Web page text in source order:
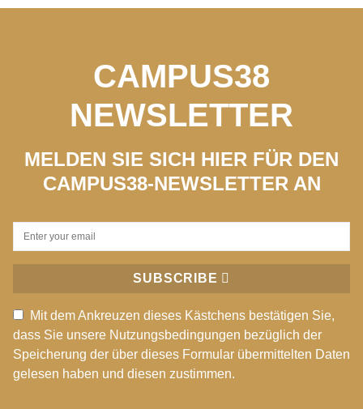
CAMPUS38
NEWSLETTER
MELDEN SIE SICH HIER FÜR DEN
CAMPUS38-NEWSLETTER AN
SUBSCRIBE
Mit dem Ankreuzen dieses Kästchens bestätigen Sie,
dass Sie unsere Nutzungsbedingungen bezüglich der
Speicherung der über dieses Formular übermittelten Daten
gelesen haben und diesen zustimmen.